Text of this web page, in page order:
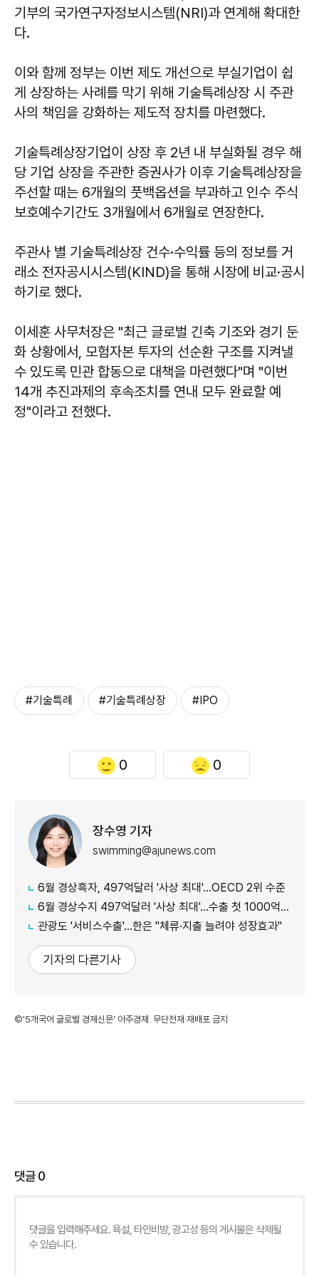
기부의 국가연구자정보시스템(NRI)과 연계해 확대한
다.
이와 함께 정부는 이번 제도 개선으로 부실기업이 쉽
게 상장하는 사례를 막기 위해 기술특례상장 시 주관
사의 책임을 강화하는 제도적 장치를 마련했다.
기술특례상장기업이 상장 후 2년 내 부실화될 경우 해
당 기업 상장을 주관한 증권사가 이후 기술특례상장을
주선할 때는 6개월의 풋백옵션을 부과하고 인수 주식
보호예수기간도 3개월에서 6개월로 연장한다.
주관사 별 기술특례상장 건수·수익률 등의 정보를 거
래소 전자공시시스템(KIND)을 통해 시장에 비교·공시
하기로 했다.
이세훈 사무처장은 "최근 글로벌 긴축 기조와 경기 둔
화 상황에서, 모험자본 투자의 선순환 구조를 지켜낼
수 있도록 민관 합동으로 대책을 마련했다"며 "이번
14개 추진과제의 후속조치를 연내 모두 완료할 예
정"이라고 전했다.
#기술특례 #기술특례상장 #IPO
0 0
장수영 기자
swimming@ajunews.com
6월 경상흑자, 497억달러 '사상 최대'…OECD 2위 수준
6월 경상수지 497억달러 '사상 최대'…수출 첫 1000억달러 돌파
관광도 '서비스수출'…한은 "체류·지출 늘려야 성장효과"
기자의 다른기사
©'5개국어 글로벌 경제신문' 아주경제. 무단전재·재배포 금지
댓글0